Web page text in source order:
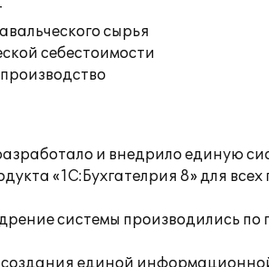
сырья
себестоимости
и внедрило единую
«1С:Бухгателрия 8» для
системы производились
единой